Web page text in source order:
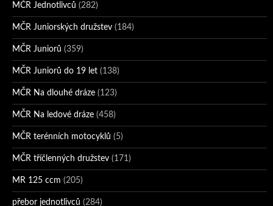
MČR Jednotlivců (282)
MČR Juniorských družstev (184)
MČR Juniorů (359)
MČR Juniorů do 19 let (138)
MČR Na dlouhé dráze (123)
MČR Na ledové dráze (458)
MČR terénních motocyklů (5)
MČR tříčlenných družstev (171)
MR 125 ccm (205)
přebor jednotlivců (284)